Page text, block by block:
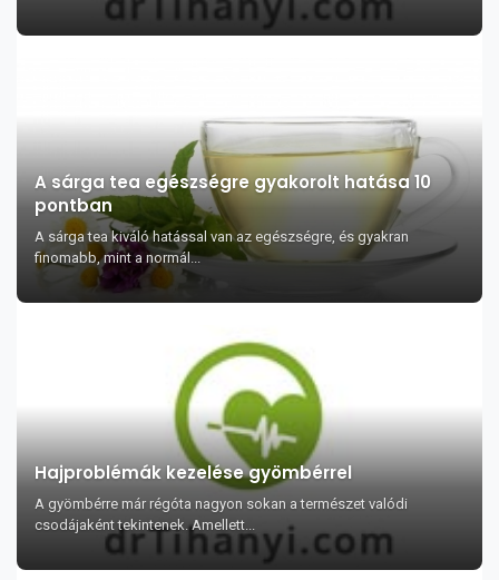
A sárga tea egészségre gyakorolt hatása 10
pontban
A sárga tea kiváló hatással van az egészségre, és gyakran
finomabb, mint a normál...
Hajproblémák kezelése gyömbérrel
A gyömbérre már régóta nagyon sokan a természet valódi
csodájaként tekintenek. Amellett...